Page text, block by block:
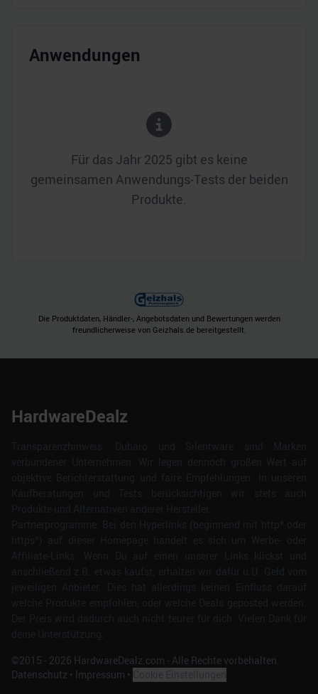
Anwendungen
Für das Jahr 2025 gibt es keine
gemeinsamen Anwendungs-Tests der beiden
Produkte.
Die Produktdaten, Händler-, Angebotsdaten und Bewertungen werden
freundlicherweise von Geizhals.de bereitgestellt.
HardwareDealz
©2015 - 2026 HardwareDealz.com - Alle Rechte vorbehalten.
Datenschutz • Impressum •